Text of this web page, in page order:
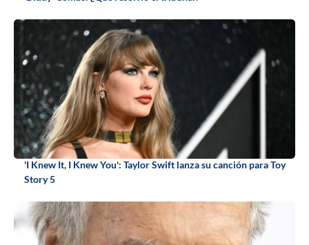
'I Knew It, I Knew You': Taylor Swift lanza su canción para Toy
Story 5